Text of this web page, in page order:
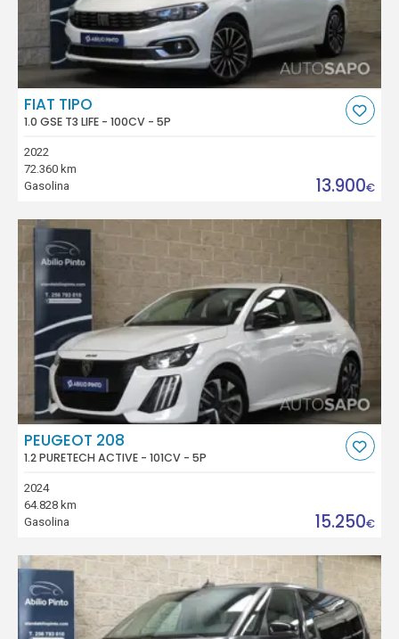
FIAT TIPO
1.0 GSE T3 LIFE - 100CV - 5P
2022
72.360 km
Gasolina
13.900€
PEUGEOT 208
1.2 PURETECH ACTIVE - 101CV - 5P
2024
64.828 km
Gasolina
15.250€